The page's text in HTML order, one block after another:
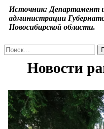
Источник: Департамент
администрации
Новосибирской области.
Найти: